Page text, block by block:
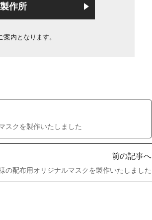
作所
内となります。
スクを製作いたしました
前の記事へ
の配布用オリジナルマスクを製作いたしました